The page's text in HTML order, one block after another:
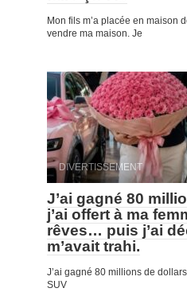
Mon fils m’a placée en maison
vendre ma maison. Je
DIVERTISSEMENT
J’ai gagné 80
j’ai offert à ma
rêves… puis j’ai
m’avait trahi.
J’ai gagné 80 millions de
SUV